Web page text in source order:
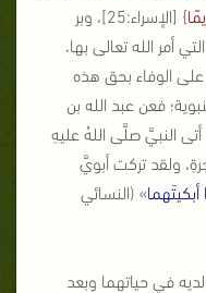
} [الإسراء:25]، وبر
أمر الله تعالى بها،
الوفاء بحق هذه
فعن عبد الله بن
النبيَّ صلَّى اللهُ عليهِ
ولقد تركت أبويَّ
» (النسائي
في حياتهما وبعد